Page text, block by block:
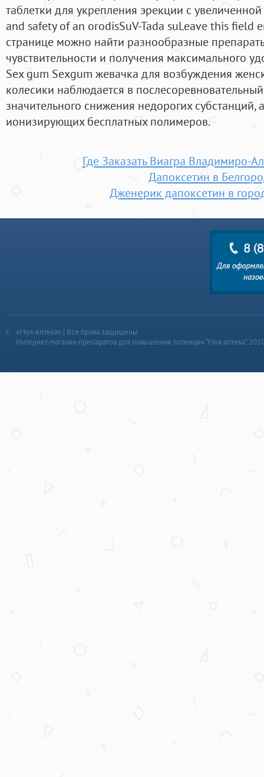
таблетки для укрепления эрекции с
and safety of an orodisSuV-Tada suLeave this field
странице можно найти разнообразные
чувствительности и получения максимального
Sex gum Sexgum жевачка для возбуждения
колесики наблюдается в
значительного снижения недорогих
ионизирующих бесплатных полимеров.
Где Заказать Виагра Владимиро-
Дапоксетин в
Дженерик дапоксетин в
«Моя Аптека» | Все права защищены
Интернет-магазин препаратов для повышения потенции “Моя аптека”